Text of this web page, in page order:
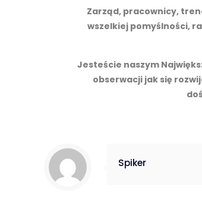
Zarząd, pracownicy,
wszelkiej pomyślności,
Jesteście naszym
obserwacji jak się
Spiker